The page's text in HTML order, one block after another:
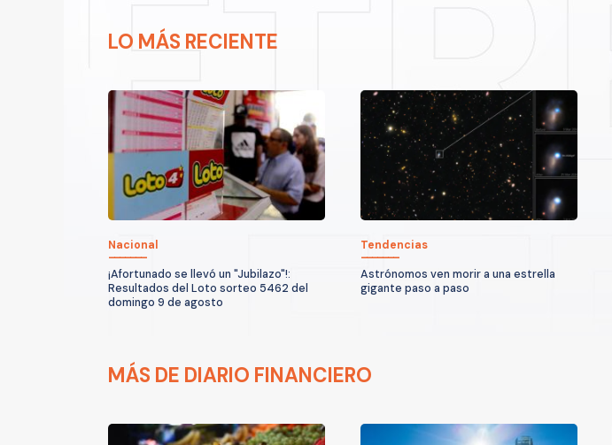
LO MÁS RECIENTE
Nacional
¡Afortunado se llevó un "Jubilazo"!:
Resultados del Loto sorteo 5462 del
domingo 9 de agosto
Tendencias
Astrónomos ven morir a una estrella
gigante paso a paso
MÁS DE DIARIO FINANCIERO